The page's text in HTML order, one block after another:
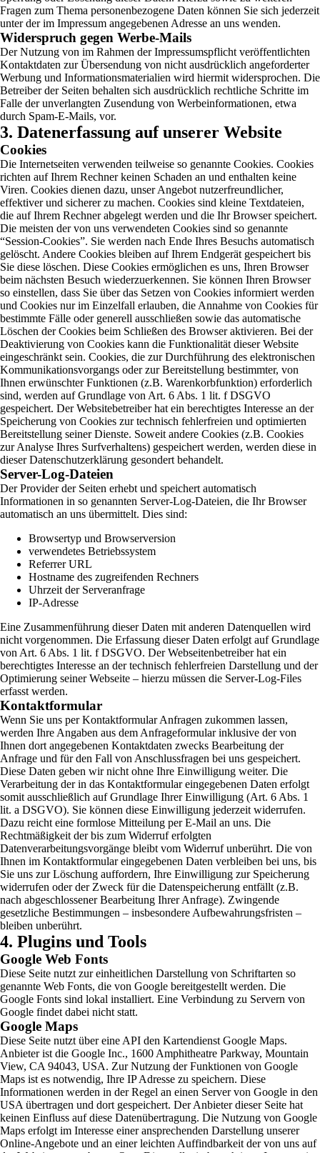
Fragen zum Thema personenbezogene Daten können Sie sich jederzeit
unter der im Impressum angegebenen Adresse an uns wenden.
Widerspruch gegen Werbe-Mails
Der Nutzung von im Rahmen der Impressumspflicht veröffentlichten
Kontaktdaten zur Übersendung von nicht ausdrücklich angeforderter
Werbung und Informationsmaterialien wird hiermit widersprochen. Die
Betreiber der Seiten behalten sich ausdrücklich rechtliche Schritte im
Falle der unverlangten Zusendung von Werbeinformationen, etwa
durch Spam-E-Mails, vor.
3. Datenerfassung auf unserer Website
Cookies
Die Internetseiten verwenden teilweise so genannte Cookies. Cookies
richten auf Ihrem Rechner keinen Schaden an und enthalten keine
Viren. Cookies dienen dazu, unser Angebot nutzerfreundlicher,
effektiver und sicherer zu machen. Cookies sind kleine Textdateien,
die auf Ihrem Rechner abgelegt werden und die Ihr Browser speichert.
Die meisten der von uns verwendeten Cookies sind so genannte
“Session-Cookies”. Sie werden nach Ende Ihres Besuchs automatisch
gelöscht. Andere Cookies bleiben auf Ihrem Endgerät gespeichert bis
Sie diese löschen. Diese Cookies ermöglichen es uns, Ihren Browser
beim nächsten Besuch wiederzuerkennen. Sie können Ihren Browser
so einstellen, dass Sie über das Setzen von Cookies informiert werden
und Cookies nur im Einzelfall erlauben, die Annahme von Cookies für
bestimmte Fälle oder generell ausschließen sowie das automatische
Löschen der Cookies beim Schließen des Browser aktivieren. Bei der
Deaktivierung von Cookies kann die Funktionalität dieser Website
eingeschränkt sein. Cookies, die zur Durchführung des elektronischen
Kommunikationsvorgangs oder zur Bereitstellung bestimmter, von
Ihnen erwünschter Funktionen (z.B. Warenkorbfunktion) erforderlich
sind, werden auf Grundlage von Art. 6 Abs. 1 lit. f DSGVO
gespeichert. Der Websitebetreiber hat ein berechtigtes Interesse an der
Speicherung von Cookies zur technisch fehlerfreien und optimierten
Bereitstellung seiner Dienste. Soweit andere Cookies (z.B. Cookies
zur Analyse Ihres Surfverhaltens) gespeichert werden, werden diese in
dieser Datenschutzerklärung gesondert behandelt.
Server-Log-Dateien
Der Provider der Seiten erhebt und speichert automatisch
Informationen in so genannten Server-Log-Dateien, die Ihr Browser
automatisch an uns übermittelt. Dies sind:
Browsertyp und Browserversion
verwendetes Betriebssystem
Referrer URL
Hostname des zugreifenden Rechners
Uhrzeit der Serveranfrage
IP-Adresse
Eine Zusammenführung dieser Daten mit anderen Datenquellen wird
nicht vorgenommen. Die Erfassung dieser Daten erfolgt auf Grundlage
von Art. 6 Abs. 1 lit. f DSGVO. Der Webseitenbetreiber hat ein
berechtigtes Interesse an der technisch fehlerfreien Darstellung und der
Optimierung seiner Webseite – hierzu müssen die Server-Log-Files
erfasst werden.
Kontaktformular
Wenn Sie uns per Kontaktformular Anfragen zukommen lassen,
werden Ihre Angaben aus dem Anfrageformular inklusive der von
Ihnen dort angegebenen Kontaktdaten zwecks Bearbeitung der
Anfrage und für den Fall von Anschlussfragen bei uns gespeichert.
Diese Daten geben wir nicht ohne Ihre Einwilligung weiter. Die
Verarbeitung der in das Kontaktformular eingegebenen Daten erfolgt
somit ausschließlich auf Grundlage Ihrer Einwilligung (Art. 6 Abs. 1
lit. a DSGVO). Sie können diese Einwilligung jederzeit widerrufen.
Dazu reicht eine formlose Mitteilung per E-Mail an uns. Die
Rechtmäßigkeit der bis zum Widerruf erfolgten
Datenverarbeitungsvorgänge bleibt vom Widerruf unberührt. Die von
Ihnen im Kontaktformular eingegebenen Daten verbleiben bei uns, bis
Sie uns zur Löschung auffordern, Ihre Einwilligung zur Speicherung
widerrufen oder der Zweck für die Datenspeicherung entfällt (z.B.
nach abgeschlossener Bearbeitung Ihrer Anfrage). Zwingende
gesetzliche Bestimmungen – insbesondere Aufbewahrungsfristen –
bleiben unberührt.
4. Plugins und Tools
Google Web Fonts
Diese Seite nutzt zur einheitlichen Darstellung von Schriftarten so
genannte Web Fonts, die von Google bereitgestellt werden. Die
Google Fonts sind lokal installiert. Eine Verbindung zu Servern von
Google findet dabei nicht statt.
Google Maps
Diese Seite nutzt über eine API den Kartendienst Google Maps.
Anbieter ist die Google Inc., 1600 Amphitheatre Parkway, Mountain
View, CA 94043, USA. Zur Nutzung der Funktionen von Google
Maps ist es notwendig, Ihre IP Adresse zu speichern. Diese
Informationen werden in der Regel an einen Server von Google in den
USA übertragen und dort gespeichert. Der Anbieter dieser Seite hat
keinen Einfluss auf diese Datenübertragung. Die Nutzung von Google
Maps erfolgt im Interesse einer ansprechenden Darstellung unserer
Online-Angebote und an einer leichten Auffindbarkeit der von uns auf